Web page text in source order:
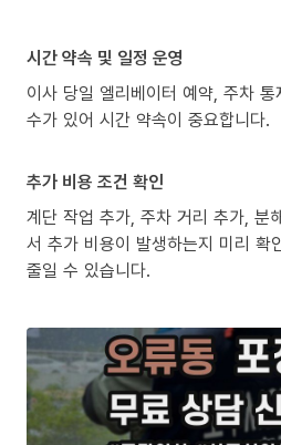
시간 약속 및 일정 운영
이사 당일 엘리베이터 예약, 주차
수가 있어 시간 약속이 중요합니다.
추가 비용 조건 확인
계단 작업 추가, 주차 거리 추가, 분
서 추가 비용이 발생하는지 미리 확
줄일 수 있습니다.